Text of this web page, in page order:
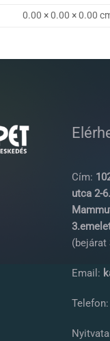
0.00 × 0.00 × 0.00
Cím:
utca 2-6.
(bejárat
Email:
Telefon: